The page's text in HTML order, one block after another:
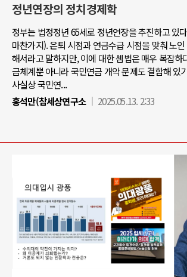
정년연장의 정치경제학
정부는 법정정년 65세로 정년연장을 추진하고 있
마찬가지). 은퇴 시점과 연금수급 시점을 맞춰 노
해서라고 말하지만, 이에 대한 셈법은 매우 복잡하
금체계뿐 아니라 국민연금 개악 문제도 결합해 있
사실상 국민연...
홍석만(참세상연구소
2025.05.13. 2:33